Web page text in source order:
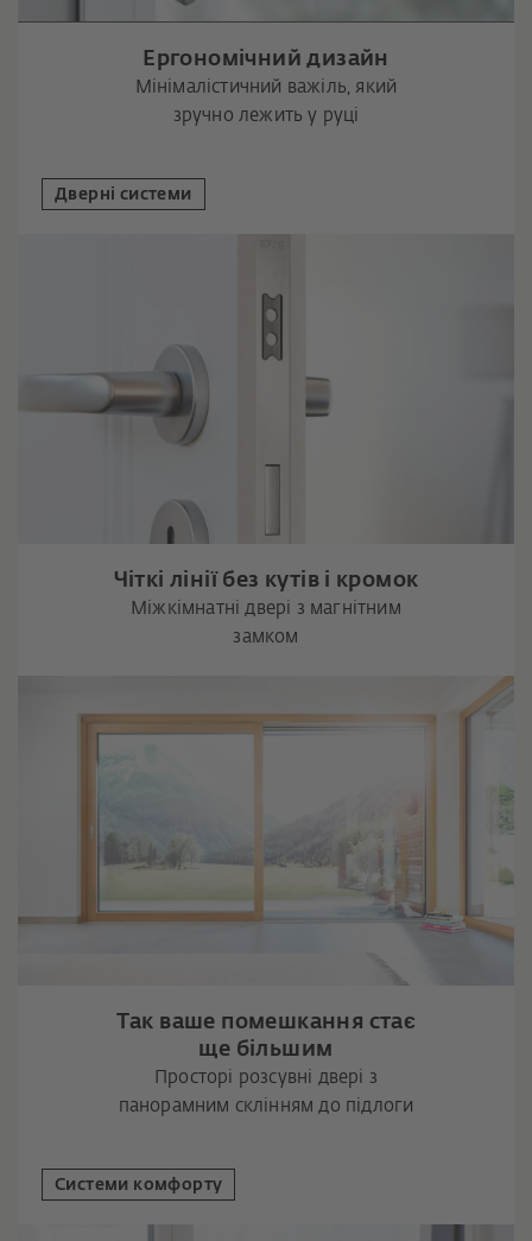
Ергономічний дизайн
Мінімалістичний важіль, який
зручно лежить у руці
Дверні системи
Чіткі лінії без кутів і кромок
Міжкімнатні двері з магнітним
замком
Так ваше помешкання стає
ще більшим
Просторі розсувні двері з
панорамним склінням до підлоги
Системи комфорту